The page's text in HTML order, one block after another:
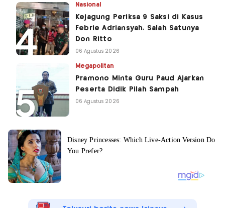
Nasional
Kejagung Periksa 9 Saksi di Kasus
Febrie Adriansyah, Salah Satunya
Don Ritto
06 Agustus 2026
Megapolitan
Pramono Minta Guru Paud Ajarkan
Peserta Didik Pilah Sampah
06 Agustus 2026